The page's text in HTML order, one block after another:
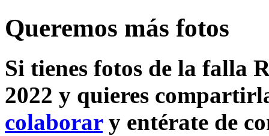
Queremos más fotos
Si tienes fotos de la falla
2022 y quieres
colaborary entérate de